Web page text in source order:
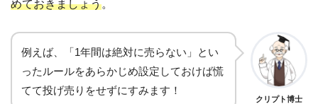
めておきましょう。
例えば、「1年間は絶対に売らない」とい
ったルールをあらかじめ設定しておけば慌
てて投げ売りをせずにすみます！
クリプト博士